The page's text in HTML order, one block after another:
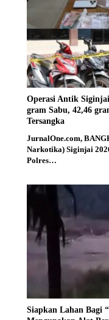
Operasi Antik
gram Sabu, 42,46
Tersangka
JurnalOne.com,
Narkotika) Siginjai
Polres…
Siapkan Lahan Bagi